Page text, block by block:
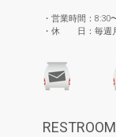
・営業時間：8:30
・休 日：毎週
RESTROOM